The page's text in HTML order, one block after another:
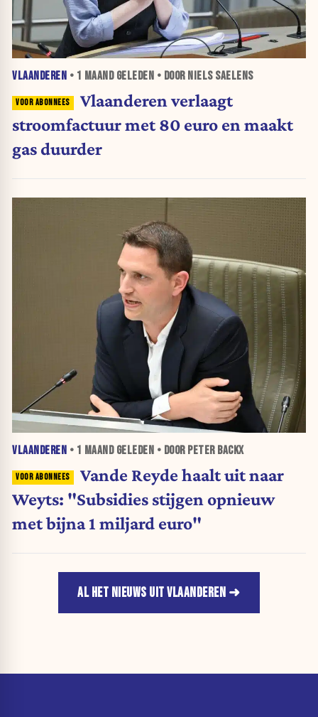
VLAANDEREN • 1 MAANDGELEDEN • DOOR NIELS SAELENS
Vlaanderen verlaagt
stroomfactuur met 80 euro en maakt
gas duurder
VLAANDEREN • 1 MAANDGELEDEN • DOOR PETER BACKX
Vande Reyde haalt uit naar
Weyts: "Subsidies stijgen opnieuw
met bijna 1 miljard euro"
AL HET NIEUWS UIT VLAANDEREN